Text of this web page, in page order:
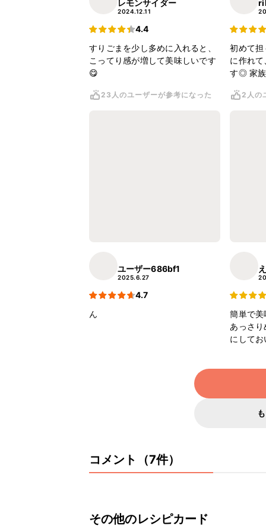
レモンサイダー
2024.12.11
4.4
すりごまを少し多めに入れると、
こってり感が増して美味しいです
😋
23人のユーザーが参考になった
初めて
に作れ
す◎ 家
2人の
ユーザー686bf1
2025.6.27
4.7
ん
簡単で
あっさ
にして
コメント（7件）
その他のレシピカード